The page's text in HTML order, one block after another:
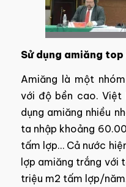
Sử dụng amiăng
Amiăng là một
với độ bền cao. Việt
dụng amiăng nhiều
ta nhập khoảng
tấm lợp… Cả nước
lợp amiăng trắng với
triệu m2 tấm lợp/